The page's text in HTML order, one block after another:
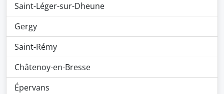
Saint-Léger-sur-Dheune
Gergy
Saint-Rémy
Châtenoy-en-Bresse
Épervans